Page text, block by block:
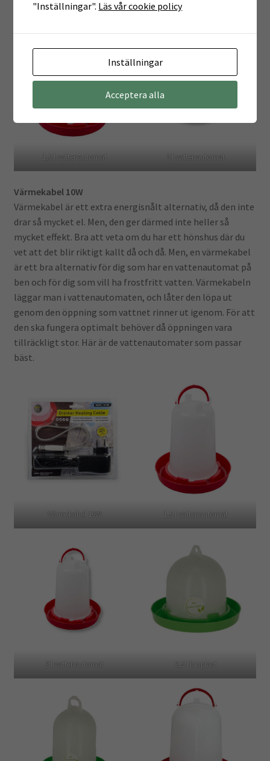
1,5 l vattenautomat 3 l vattenautomat
Värmekabel 10W
Värmekabel är ett extra energisnålt alternativ, då den inte
drar så mycket el. Men, den ger därmed inte heller så
mycket effekt. Bra att veta om du har ett hönshus där du
vet att det blir riktigt kallt då och då. Men, en värmekabel
är ett bra alternativ för dig som har en vattenautomat på
ben och för dig som vill ha frostfritt vatten. Värmekabeln
läggar man i vattenautomaten, och låter den löpa ut
genom den öppning som vattnet rinner ut igenom. För att
den ska fungera optimalt behöver då öppningen vara
tillräckligt stor. Här är de vattenautomater som passar
bäst.
Värmekabel 10W 1,5 l vattenautomat
3 l vattenautomat 3,5 l bioplast
"Inställningar". Läs vår cookie policy
Inställningar
Acceptera alla